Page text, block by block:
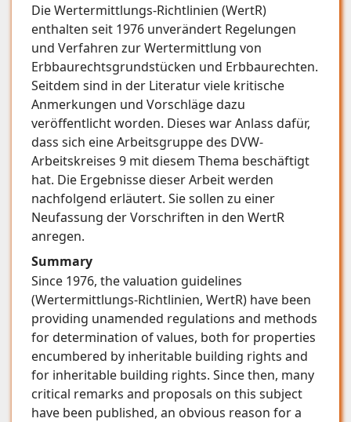
Die Wertermittlungs-Richtlinien (WertR)
enthalten seit 1976 unverändert Regelungen
und Verfahren zur Wertermittlung von
Erbbaurechtsgrundstücken und Erbbaurechten.
Seitdem sind in der Literatur viele kritische
Anmerkungen und Vorschläge dazu
veröffentlicht worden. Dieses war Anlass dafür,
dass sich eine Arbeitsgruppe des DVW-
Arbeitskreises 9 mit diesem Thema beschäftigt
hat. Die Ergebnisse dieser Arbeit werden
nachfolgend erläutert. Sie sollen zu einer
Neufassung der Vorschriften in den WertR
anregen.
Summary
Since 1976, the valuation guidelines
(Wertermittlungs-Richtlinien, WertR) have been
providing unamended regulations and methods
for determination of values, both for properties
encumbered by inheritable building rights and
for inheritable building rights. Since then, many
critical remarks and proposals on this subject
have been published, an obvious reason for a